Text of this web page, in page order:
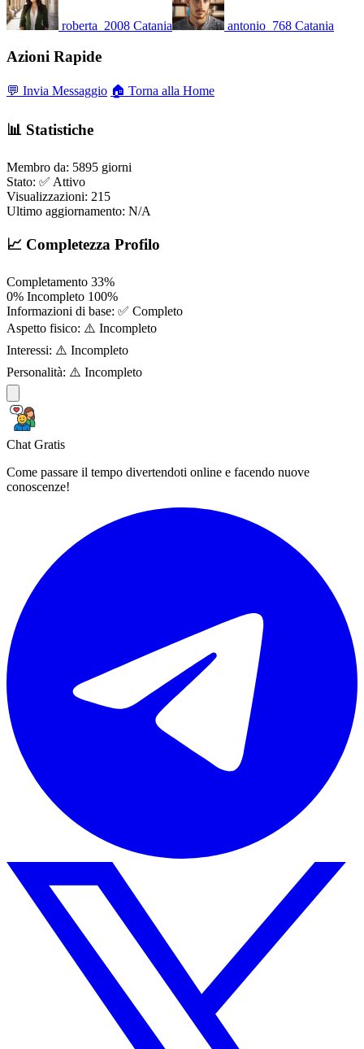
roberta_2008 Catania antonio_768 Catania
Azioni Rapide
💬 Invia Messaggio 🏠 Torna alla Home
📊 Statistiche
Membro da: 5895 giorni
Stato: ✅ Attivo
Visualizzazioni: 215
Ultimo aggiornamento: N/A
📈 Completezza Profilo
Completamento 33%
0% Incompleto 100%
Informazioni di base: ✅ Completo
Aspetto fisico: ⚠️ Incompleto
Interessi: ⚠️ Incompleto
Personalità: ⚠️ Incompleto
Chat Gratis
Come passare il tempo divertendoti online e facendo nuove
conoscenze!